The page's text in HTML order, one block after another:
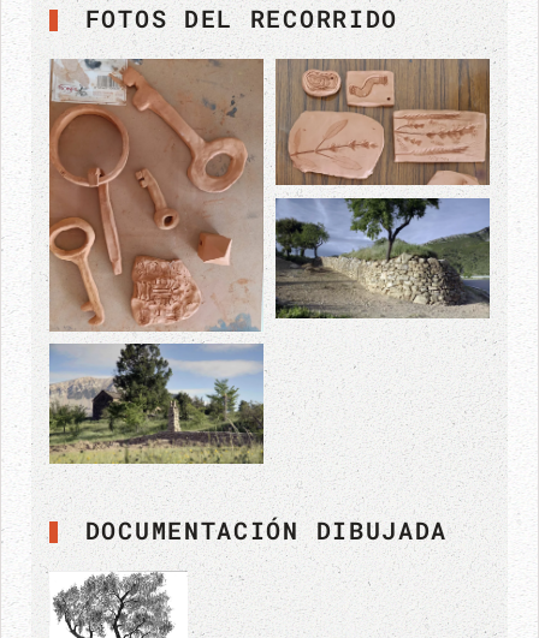
FOTOS DEL RECORRIDO
DOCUMENTACIÓN DIBUJADA